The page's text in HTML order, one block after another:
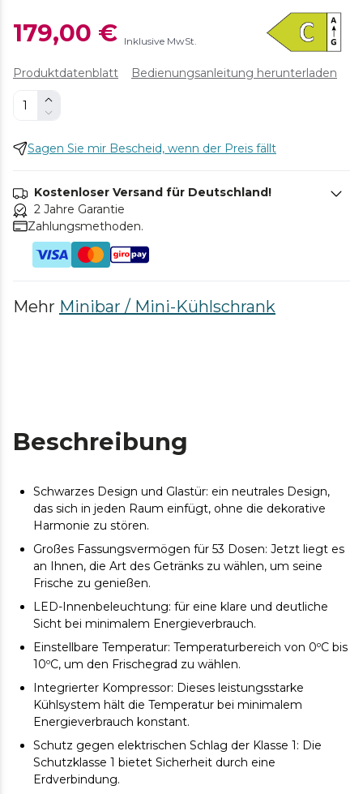
179,00 € Inklusive MwSt.
Produktdatenblatt Bedienungsanleitung herunterladen
Sagen Sie mir Bescheid, wenn der Preis fällt
Kostenloser Versand für Deutschland!
2 Jahre Garantie
Zahlungsmethoden.
Mehr Minibar / Mini-Kühlschrank
Beschreibung
Schwarzes Design und Glastür: ein neutrales Design,
das sich in jeden Raum einfügt, ohne die dekorative
Harmonie zu stören.
Großes Fassungsvermögen für 53 Dosen: Jetzt liegt es
an Ihnen, die Art des Getränks zu wählen, um seine
Frische zu genießen.
LED-Innenbeleuchtung: für eine klare und deutliche
Sicht bei minimalem Energieverbrauch.
Einstellbare Temperatur: Temperaturbereich von 0ºC bis
10ºC, um den Frischegrad zu wählen.
Integrierter Kompressor: Dieses leistungsstarke
Kühlsystem hält die Temperatur bei minimalem
Energieverbrauch konstant.
Schutz gegen elektrischen Schlag der Klasse 1: Die
Schutzklasse 1 bietet Sicherheit durch eine
Erdverbindung.